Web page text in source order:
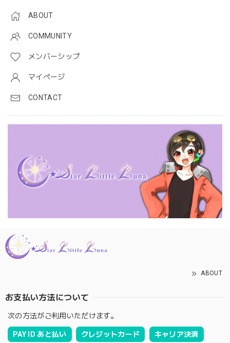
ABOUT
COMMUNITY
メンバーシップ
マイページ
CONTACT
ABOUT
お支払い方法について
次の方法がご利用いただけます。
PAY ID あと払い クレジットカード キャリア決済